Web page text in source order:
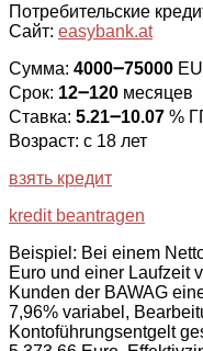
Потребительские
Сайт: easybank.at
Сумма: 4000౼75000
Срок: 12౼120 месяцев
Ставка: 5.21౼10.07 %
Возраст: с 18 лет
взять кредит
kredit beantragen
Beispiel: Bei einem
Euro und einer Laufzeit
Kunden der BAWAG
7,96% variabel,
Kontoführungsentgelt